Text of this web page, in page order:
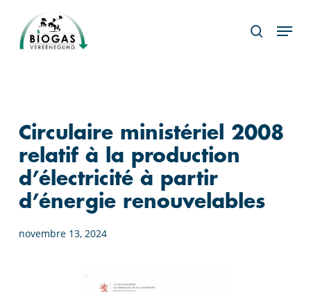
main
search
Circulaire ministériel 2008
relatif à la production
d’électricité à partir
d’énergie renouvelables
novembre 13, 2024